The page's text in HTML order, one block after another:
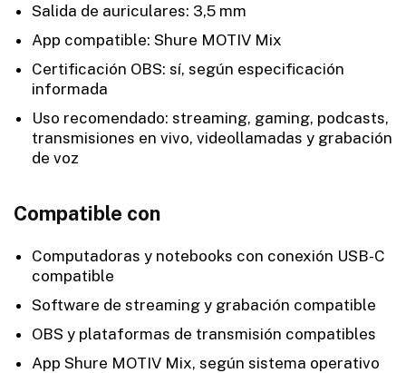
Salida de auriculares: 3,5 mm
App compatible: Shure MOTIV Mix
Certificación OBS: sí, según especificación
informada
Uso recomendado: streaming, gaming, podcasts,
transmisiones en vivo, videollamadas y grabación
de voz
Compatible con
Computadoras y notebooks con conexión USB-C
compatible
Software de streaming y grabación compatible
OBS y plataformas de transmisión compatibles
App Shure MOTIV Mix, según sistema operativo